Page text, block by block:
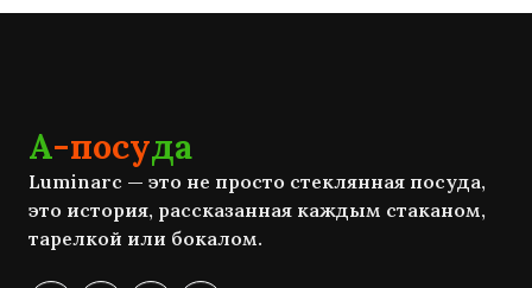
А-посуда
Luminarc — это не просто стеклянная посуда,
это история, рассказанная каждым стаканом,
тарелкой или бокалом.